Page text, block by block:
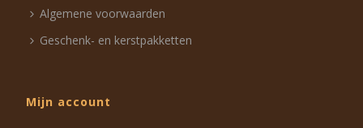
Algemene voorwaarden
Geschenk- en kerstpakketten
Mijn account